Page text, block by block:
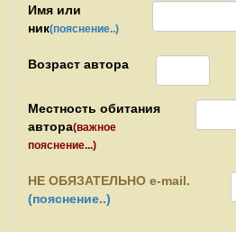
Имя или
ник(пояснение..)
Возраст автора
Местность обитания
автора(важное
пояснение...)
НЕ ОБЯЗАТЕЛЬНО e-mail.
(пояснение..)